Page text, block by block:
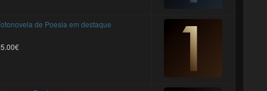
de Poesia em destaque